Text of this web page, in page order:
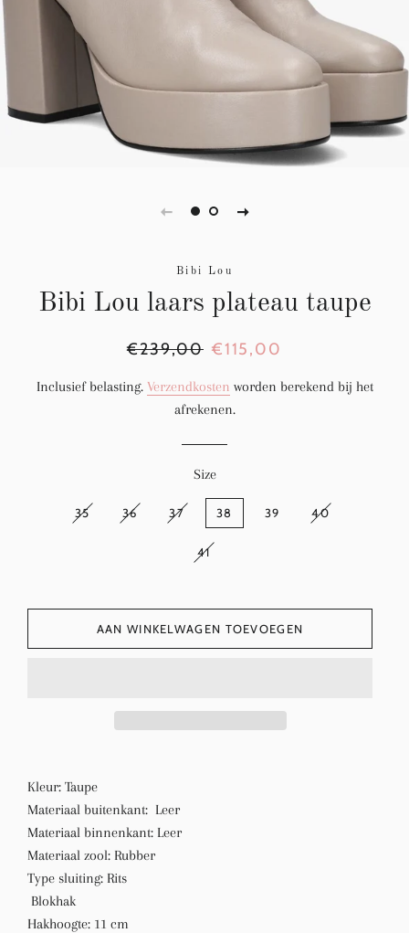
Bibi Lou
Bibi Lou laars plateau taupe
Normale
€239,00 Aanbiedingsprijs
€115,00
Inclusief belasting. Verzendkosten worden berekend bij het
afrekenen.
Size
35 36 37 38 39 40
41
AAN WINKELWAGEN TOEVOEGEN
Kleur: Taupe
Materiaal buitenkant: Leer
Materiaal binnenkant: Leer
Materiaal zool: Rubber
Type sluiting: Rits
Blokhak
Hakhoogte: 11 cm